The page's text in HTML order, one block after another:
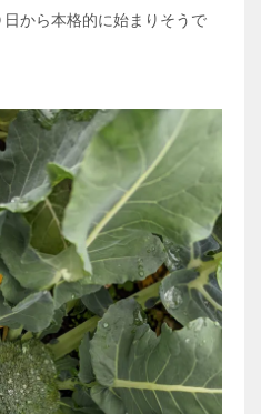
から本格的に始まりそうで